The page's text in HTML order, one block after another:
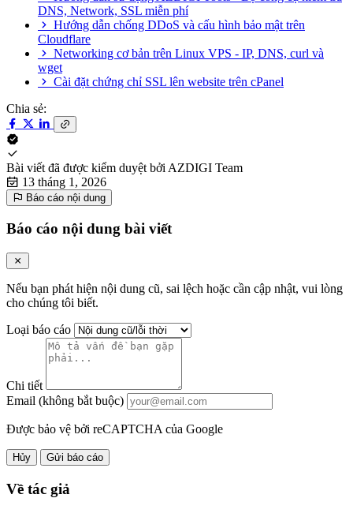
DNS, Network, SSL miễn phí
Hướng dẫn chống DDoS và cấu hình bảo mật trên
Cloudflare
Networking cơ bản trên Linux VPS - IP, DNS, curl và
wget
Cài đặt chứng chỉ SSL lên website trên cPanel
Chia sẻ:
Bài viết đã được kiểm duyệt bởi AZDIGI Team
13 tháng 1, 2026
Báo cáo nội dung
Báo cáo nội dung bài viết
Nếu bạn phát hiện nội dung cũ, sai lệch hoặc cần cập nhật, vui lòng
cho chúng tôi biết.
Loại báo cáo
Chi tiết
Email (không bắt buộc)
Được bảo vệ bởi reCAPTCHA của Google
Hủy Gửi báo cáo
Về tác giả